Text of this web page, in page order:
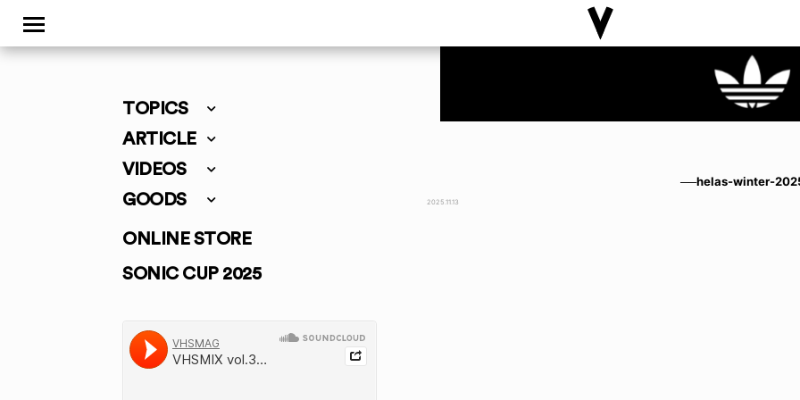
TOPICS
ARTICLE
VIDEOS
GOODS
ONLINE STORE
SONIC CUP 2025
──helas-winter-
2025.11.13